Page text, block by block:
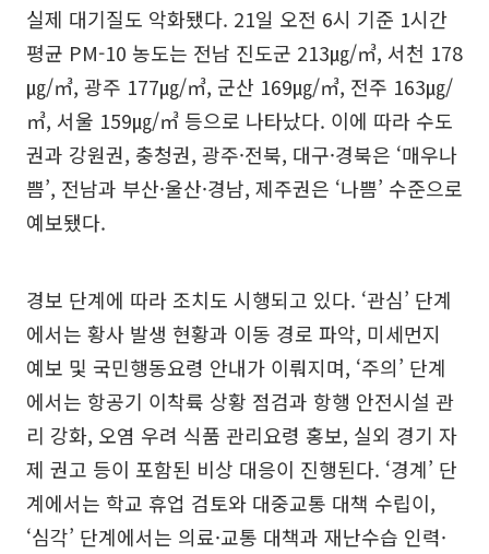
실제 대기질도 악화됐다. 21일 오전 6시 기준 1시간
평균 PM-10 농도는 전남 진도군 213㎍/㎥, 서천 178
㎍/㎥, 광주 177㎍/㎥, 군산 169㎍/㎥, 전주 163㎍/
㎥, 서울 159㎍/㎥ 등으로 나타났다. 이에 따라 수도
권과 강원권, 충청권, 광주·전북, 대구·경북은 ‘매우나
쁨’, 전남과 부산·울산·경남, 제주권은 ‘나쁨’ 수준으로
예보됐다.
경보 단계에 따라 조치도 시행되고 있다. ‘관심’ 단계
에서는 황사 발생 현황과 이동 경로 파악, 미세먼지
예보 및 국민행동요령 안내가 이뤄지며, ‘주의’ 단계
에서는 항공기 이착륙 상황 점검과 항행 안전시설 관
리 강화, 오염 우려 식품 관리요령 홍보, 실외 경기 자
제 권고 등이 포함된 비상 대응이 진행된다. ‘경계’ 단
계에서는 학교 휴업 검토와 대중교통 대책 수립이,
‘심각’ 단계에서는 의료·교통 대책과 재난수습 인력·